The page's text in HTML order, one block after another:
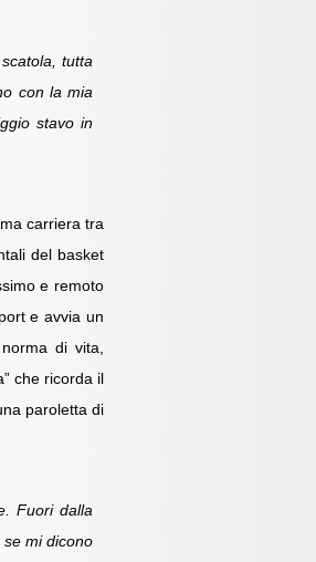
tutta
con la mia
stavo in
carriera tra
del basket
e remoto
e avvia un
di vita,
che ricorda il
paroletta di
Fuori dalla
mi dicono